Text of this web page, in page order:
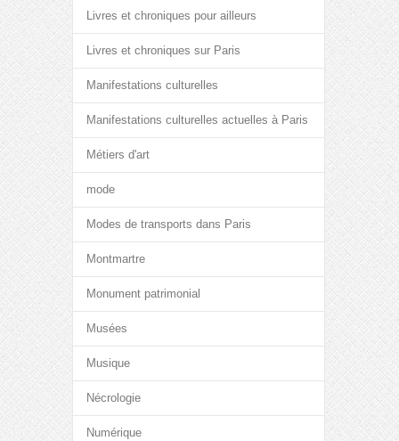
Livres et chroniques pour ailleurs
Livres et chroniques sur Paris
Manifestations culturelles
Manifestations culturelles actuelles à Paris
Métiers d'art
mode
Modes de transports dans Paris
Montmartre
Monument patrimonial
Musées
Musique
Nécrologie
Numérique